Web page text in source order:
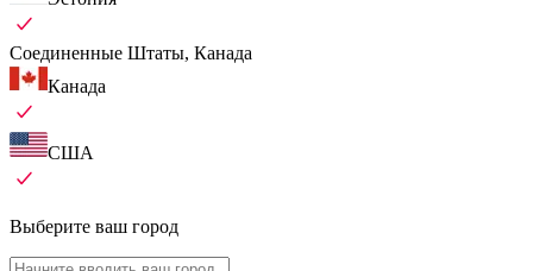
Соединенные Штаты, Канада
Канада
США
Выберите ваш город